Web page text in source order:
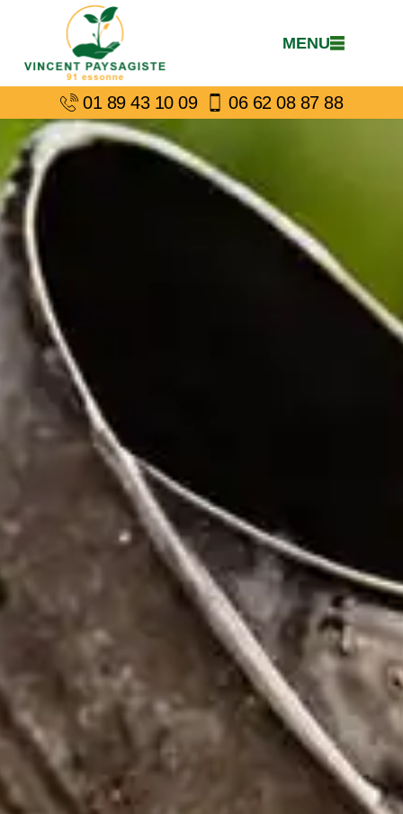
MENU
01 89 43 10 09 06 62 08 87 88